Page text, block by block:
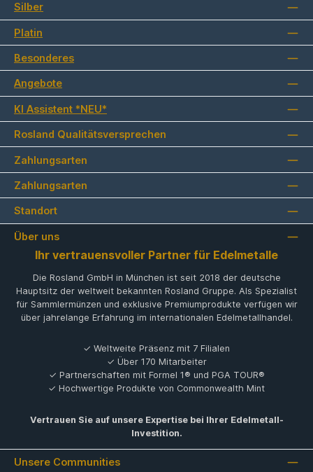
Silber
Platin
Besonderes
Angebote
KI Assistent *NEU*
Rosland Qualitätsversprechen
Zahlungsarten
Zahlungsarten
Standort
Über uns
Ihr vertrauensvoller Partner für Edelmetalle
Die Rosland GmbH in München ist seit 2018 der deutsche
Hauptsitz der weltweit bekannten Rosland Gruppe. Als Spezialist
für Sammlermünzen und exklusive Premiumprodukte verfügen wir
über jahrelange Erfahrung im internationalen Edelmetallhandel.
✓ Weltweite Präsenz mit 7 Filialen
✓ Über 170 Mitarbeiter
✓ Partnerschaften mit Formel 1® und PGA TOUR®
✓ Hochwertige Produkte von Commonwealth Mint
Vertrauen Sie auf unsere Expertise bei Ihrer Edelmetall-
Investition.
Unsere Communities